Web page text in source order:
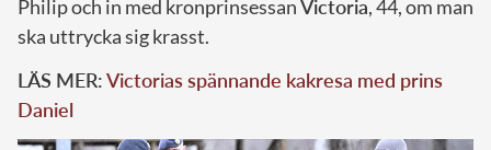
Philip och in med kronprinsessanVictoria, 44, om man
ska uttrycka sig krasst.
LÄS MER:Victorias spännande kakresa med prins
Daniel